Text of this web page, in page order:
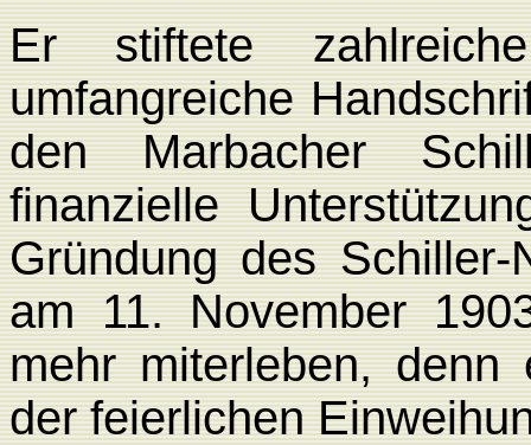
Er stiftete
umfangreiche
den Marbacher
finanzielle
Gründung des Schiller-
am 11. November
mehr miterleben,
der feierlichen